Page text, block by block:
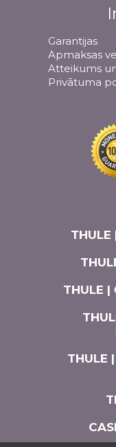
Garantijas
Apmaksas
Atteikums
Privātuma
THULE
THULE |
THULE